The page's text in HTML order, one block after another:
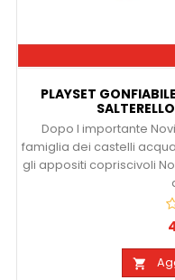
PLAYSET
Dopo l importante
famiglia dei castelli
gli appositi copriscivoli
